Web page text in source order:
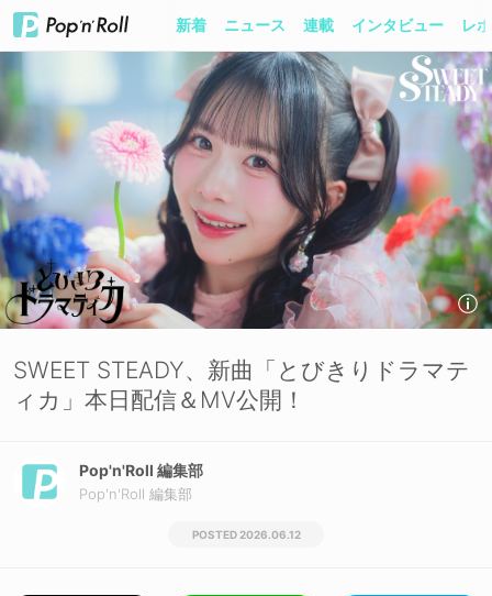
新着 ニュース 連載 インタビュー レ
SWEET STEADY、新曲「とびきりドラマテ
ィカ」本日配信＆MV公開！
Pop'n'Roll 編集部
Pop'n'Roll 編集部
2026.06.12